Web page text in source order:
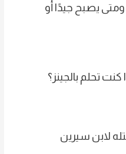
ومتى يصبح جيدًا أو
تحلم بالجينز؟
لابن سيرين